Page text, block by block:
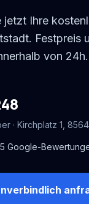
jetzt Ihre
Festpreis
von 24h.
· Kirchplatz 1
5 Google-